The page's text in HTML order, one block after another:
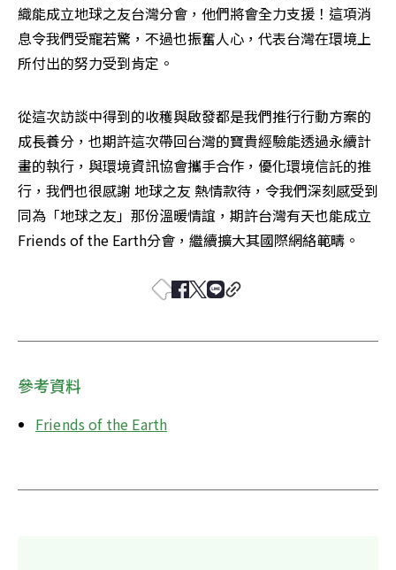
織能成立地球之友台灣分會，他們將會全力支援！這項消
息令我們受寵若驚，不過也振奮人心，代表台灣在環境上
所付出的努力受到肯定。
從這次訪談中得到的收穫與啟發都是我們推行行動方案的
成長養分，也期許這次帶回台灣的寶貴經驗能透過永續計
畫的執行，與環境資訊協會攜手合作，優化環境信託的推
行，我們也很感謝 地球之友 熱情款待，令我們深刻感受到
同為「地球之友」那份溫暖情誼，期許台灣有天也能成立
Friends of the Earth分會，繼續擴大其國際網絡範疇。
參考資料
Friends of the Earth